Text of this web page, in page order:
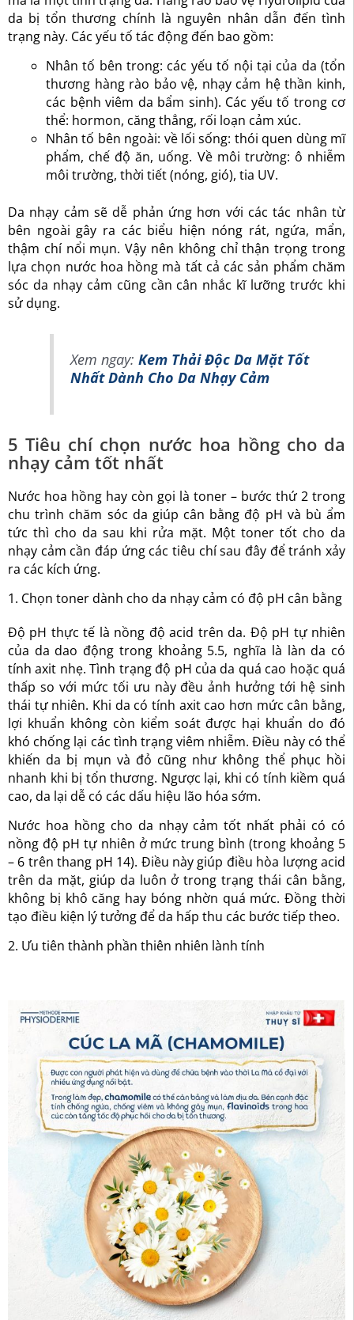
da bị tổn thương chính là nguyên nhân dẫn đến tình
trạng này. Các yếu tố tác động đến bao gồm:
Nhân tố bên trong: các yếu tố nội tại của da (tổn
thương hàng rào bảo vệ, nhạy cảm hệ thần kinh,
các bệnh viêm da bẩm sinh). Các yếu tố trong cơ
thể: hormon, căng thẳng, rối loạn cảm xúc.
Nhân tố bên ngoài: về lối sống: thói quen dùng mĩ
phẩm, chế độ ăn, uống. Về môi trường: ô nhiễm
môi trường, thời tiết (nóng, gió), tia UV.
Da nhạy cảm sẽ dễ phản ứng hơn với các tác nhân từ
bên ngoài gây ra các biểu hiện nóng rát, ngứa, mẩn,
thậm chí nổi mụn. Vậy nên không chỉ thận trọng trong
lựa chọn nước hoa hồng mà tất cả các sản phẩm chăm
sóc da nhạy cảm cũng cần cân nhắc kĩ lưỡng trước khi
sử dụng.
Xem ngay: Kem Thải Độc Da Mặt Tốt
Nhất Dành Cho Da Nhạy Cảm
5 Tiêu chí chọn nước hoa hồng cho da
nhạy cảm tốt nhất
Nước hoa hồng hay còn gọi là toner – bước thứ 2 trong
chu trình chăm sóc da giúp cân bằng độ pH và bù ẩm
tức thì cho da sau khi rửa mặt. Một toner tốt cho da
nhạy cảm cần đáp ứng các tiêu chí sau đây để tránh xảy
ra các kích ứng.
1. Chọn toner dành cho da nhạy cảm có độ pH cân bằng
Độ pH thực tế là nồng độ acid trên da. Độ pH tự nhiên
của da dao động trong khoảng 5.5, nghĩa là làn da có
tính axit nhẹ. Tình trạng độ pH của da quá cao hoặc quá
thấp so với mức tối ưu này đều ảnh hưởng tới hệ sinh
thái tự nhiên. Khi da có tính axit cao hơn mức cân bằng,
lợi khuẩn không còn kiểm soát được hại khuẩn do đó
khó chống lại các tình trạng viêm nhiễm. Điều này có thể
khiến da bị mụn và đỏ cũng như không thể phục hồi
nhanh khi bị tổn thương. Ngược lại, khi có tính kiềm quá
cao, da lại dễ có các dấu hiệu lão hóa sớm.
Nước hoa hồng cho da nhạy cảm tốt nhất phải có có
nồng độ pH tự nhiên ở mức trung bình (trong khoảng 5
– 6 trên thang pH 14). Điều này giúp điều hòa lượng acid
trên da mặt, giúp da luôn ở trong trạng thái cân bằng,
không bị khô căng hay bóng nhờn quá mức. Đồng thời
tạo điều kiện lý tưởng để da hấp thu các bước tiếp theo.
2. Ưu tiên thành phần thiên nhiên lành tính